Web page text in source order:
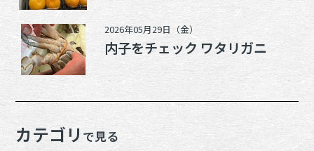
2026年05月29日（金）
内子をチェック ワタリガニ
カテゴリ で見る